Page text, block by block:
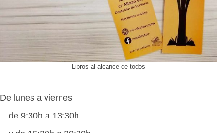
Libros al alcance de todos
De lunes a viernes
de 9:30h a 13:30h